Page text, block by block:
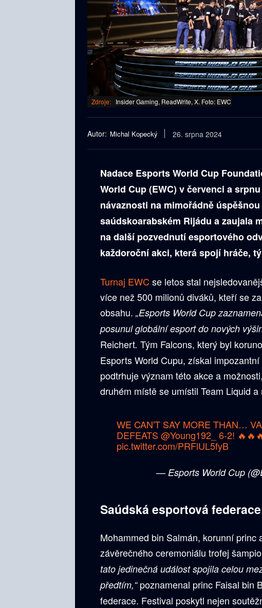
Zdroje: Insider Gaming, ReadWrite, X. Foto: EWC
Autor: Michal Kopecký 26. srpna 2024
Nadace Esports World Cup
World Cup (EWC) v červenci a
návaznosti na mimořádně
saúdskoarabském Rijádu a zaujala
na další pozvednutí esportového
každoroční akci, která spojí hráče,
Turnaj EWC se letos stal
více než 500 milionů diváků, kteří se
obsahu. „Esports World Cup
posunul globální esport do nových
Reichert. Tým Falcons, který byl
Esports World Cupu, získal
podtrhuje význam této akce a
druhém místě se umístil Team Liquid
WE CAN'T SAY MORE THAN…
DEFEATS @Young192_ 6-2!
pic.twitter.com/PRFlUL5fyB
— Esports World Cup
Saúdská esportová
Mohammed bin Salmán, korunní
závěrečného ceremoniálu trofej
tato jedinečná událost spojila celou
předtím,“poznamenal princ Faisal bin
federace. Festival poskytl nejen